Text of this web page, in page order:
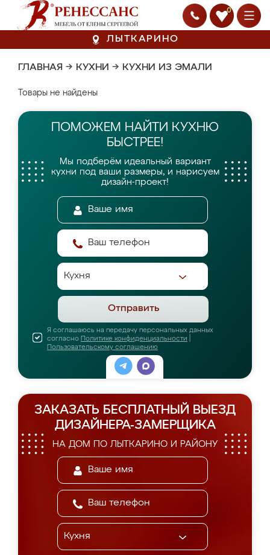
0
ЛЫТКАРИНО
ГЛАВНАЯ → КУХНИ → КУХНИ ИЗ ЭМАЛИ
Товары не найдены
ПОМОЖЕМ НАЙТИ КУХНЮ
БЫСТРЕЕ!
Мы подберём идеальный вариант
кухни под ваши размеры, и нарисуем
дизайн-проект!
Отправить
Я соглашаюсь на передачу персональных данных
согласно Политике конфиденциальности
Пользовательскому соглашению
ЗАКАЗАТЬ БЕСПЛАТНЫЙ ВЫЕЗД
ДИЗАЙНЕРА-ЗАМЕРЩИКА
НА ДОМ ПО ЛЫТКАРИНО И РАЙОНУ